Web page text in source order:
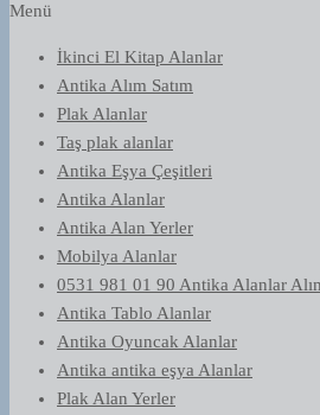
Menü
İkinci El Kitap Alanlar
Antika Alım Satım
Plak Alanlar
Taş plak alanlar
Antika Eşya Çeşitleri
Antika Alanlar
Antika Alan Yerler
Mobilya Alanlar
0531 981 01 90 Antika Alanlar
Antika Tablo Alanlar
Antika Oyuncak Alanlar
Antika antika eşya Alanlar
Plak Alan Yerler